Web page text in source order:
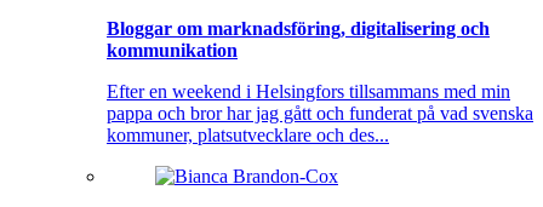
Bloggar om marknadsföring, digitalisering och
kommunikation
Efter en weekend i Helsingfors tillsammans med min
pappa och bror har jag gått och funderat på vad svenska
kommuner, platsutvecklare och des...